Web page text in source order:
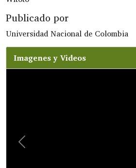
Publicado por
Universidad Nacional de Colombia
Imagenes y Videos
Previous